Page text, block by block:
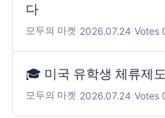
다
모두의 마켓 2026.07.24 Votes
🎓 미국 유학생 체류제
모두의 마켓 2026.07.24 Votes